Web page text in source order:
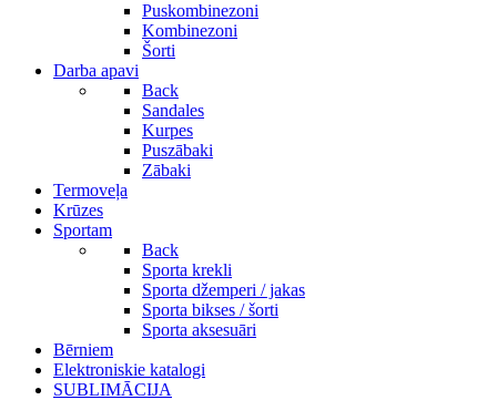
Puskombinezoni
Kombinezoni
Šorti
Darba apavi
Back
Sandales
Kurpes
Puszābaki
Zābaki
Termoveļa
Krūzes
Sportam
Back
Sporta krekli
Sporta džemperi / jakas
Sporta bikses / šorti
Sporta aksesuāri
Bērniem
Elektroniskie katalogi
SUBLIMĀCIJA